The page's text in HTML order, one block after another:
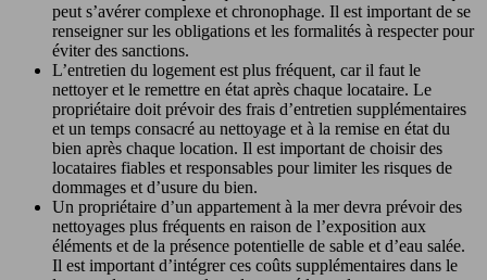
peut s’avérer complexe et chronophage. Il est important de se
renseigner sur les obligations et les formalités à respecter pour
éviter des sanctions.
L’entretien du logement est plus fréquent, car il faut le
nettoyer et le remettre en état après chaque locataire. Le
propriétaire doit prévoir des frais d’entretien supplémentaires
et un temps consacré au nettoyage et à la remise en état du
bien après chaque location. Il est important de choisir des
locataires fiables et responsables pour limiter les risques de
dommages et d’usure du bien.
Un propriétaire d’un appartement à la mer devra prévoir des
nettoyages plus fréquents en raison de l’exposition aux
éléments et de la présence potentielle de sable et d’eau salée.
Il est important d’intégrer ces coûts supplémentaires dans le